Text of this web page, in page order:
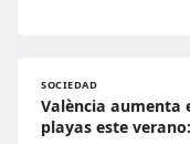
SOCIEDAD
València aumenta
playas este